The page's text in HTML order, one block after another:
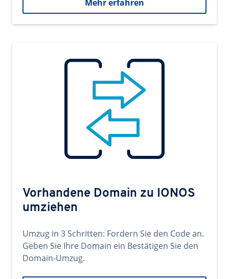
Mehr erfahren
Vorhandene Domain zu IONOS
umziehen
Umzug in 3 Schritten: Fordern Sie den Code an.
Geben Sie Ihre Domain ein Bestätigen Sie den
Domain-Umzug.